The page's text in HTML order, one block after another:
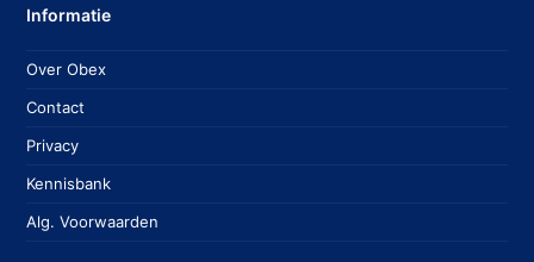
Informatie
Over Obex
Contact
Privacy
Kennisbank
Alg. Voorwaarden